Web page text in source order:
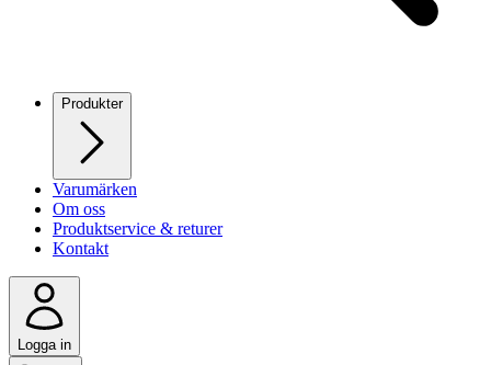
Produkter
Varumärken
Om oss
Produktservice & returer
Kontakt
Logga in